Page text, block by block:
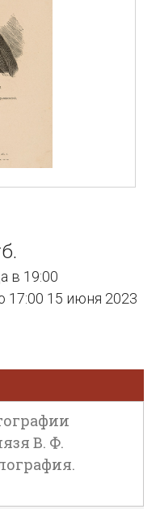
в 19:00
17:00 15 июня 2023
В. Ф.